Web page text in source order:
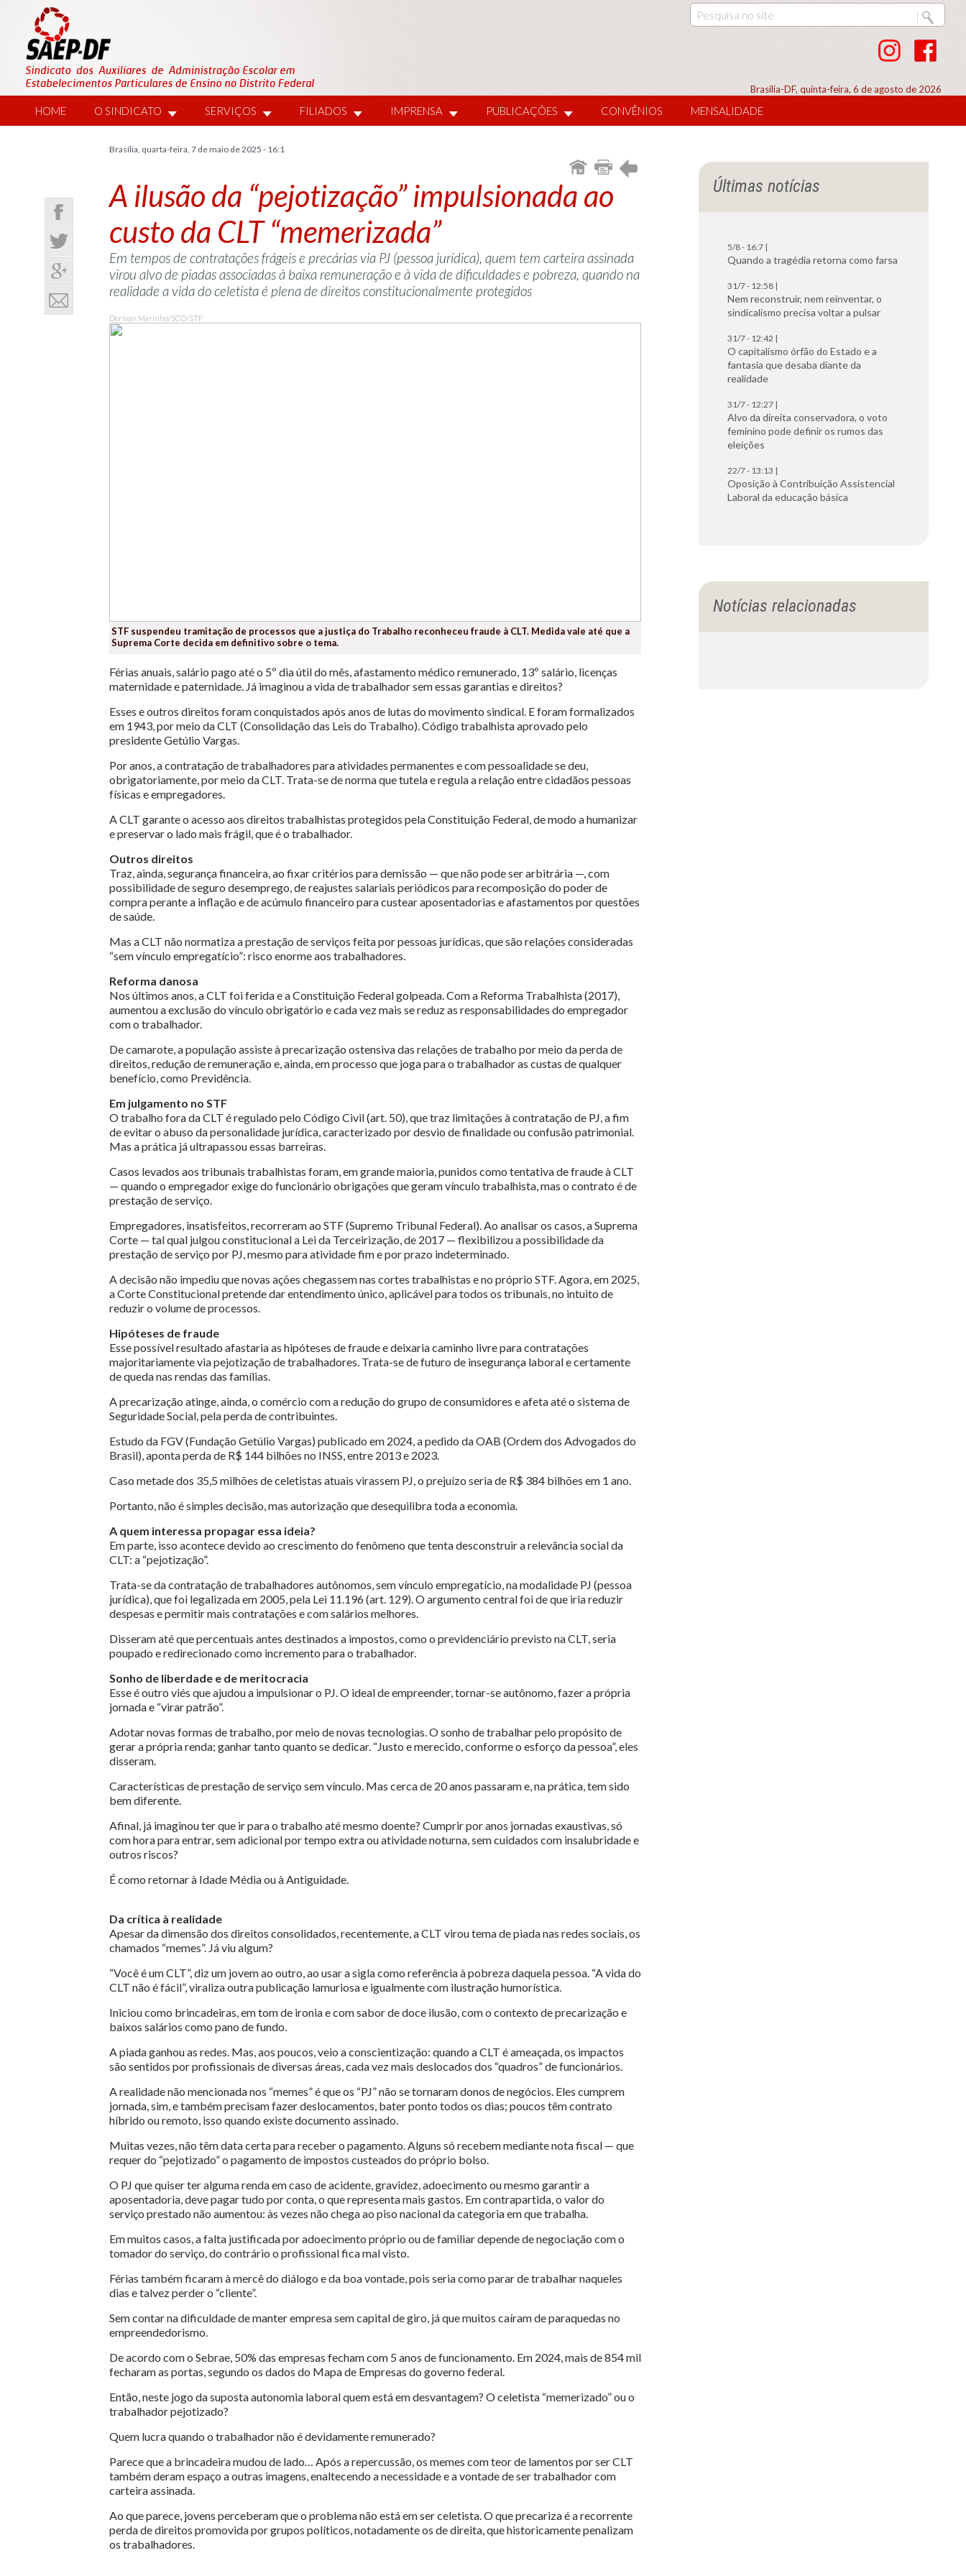
Brasília-DF, quinta-feira, 6 de agosto de 2026
HOME O SINDICATO SERVIÇOS FILIADOS IMPRENSA PUBLICAÇÕES CONVÊNIOS MENSALIDADE
Brasília, quarta-feira, 7 de maio de 2025 - 16:1
A ilusão da “pejotização” impulsionada ao
custo da CLT “memerizada”
Em tempos de contratações frágeis e precárias via PJ (pessoa jurídica), quem tem carteira assinada
virou alvo de piadas associadas à baixa remuneração e à vida de dificuldades e pobreza, quando na
realidade a vida do celetista é plena de direitos constitucionalmente protegidos
Dorivan Marinho/SCO/STF
STF suspendeu tramitação de processos que a justiça do Trabalho reconheceu fraude à CLT. Medida vale até que a
Suprema Corte decida em definitivo sobre o tema.
Férias anuais, salário pago até o 5º dia útil do mês, afastamento médico remunerado, 13º salário, licenças
maternidade e paternidade. Já imaginou a vida de trabalhador sem essas garantias e direitos?
Esses e outros direitos foram conquistados após anos de lutas do movimento sindical. E foram formalizados
em 1943, por meio da CLT (Consolidação das Leis do Trabalho). Código trabalhista aprovado pelo
presidente Getúlio Vargas.
Por anos, a contratação de trabalhadores para atividades permanentes e com pessoalidade se deu,
obrigatoriamente, por meio da CLT. Trata-se de norma que tutela e regula a relação entre cidadãos pessoas
físicas e empregadores.
A CLT garante o acesso aos direitos trabalhistas protegidos pela Constituição Federal, de modo a humanizar
e preservar o lado mais frágil, que é o trabalhador.
Outros direitos
Traz, ainda, segurança financeira, ao fixar critérios para demissão — que não pode ser arbitrária —, com
possibilidade de seguro desemprego, de reajustes salariais periódicos para recomposição do poder de
compra perante a inflação e de acúmulo financeiro para custear aposentadorias e afastamentos por questões
de saúde.
Mas a CLT não normatiza a prestação de serviços feita por pessoas jurídicas, que são relações consideradas
“sem vínculo empregatício”: risco enorme aos trabalhadores.
Reforma danosa
Nos últimos anos, a CLT foi ferida e a Constituição Federal golpeada. Com a Reforma Trabalhista (2017),
aumentou a exclusão do vínculo obrigatório e cada vez mais se reduz as responsabilidades do empregador
com o trabalhador.
De camarote, a população assiste à precarização ostensiva das relações de trabalho por meio da perda de
direitos, redução de remuneração e, ainda, em processo que joga para o trabalhador as custas de qualquer
benefício, como Previdência.
Em julgamento no STF
O trabalho fora da CLT é regulado pelo Código Civil (art. 50), que traz limitações à contratação de PJ, a fim
de evitar o abuso da personalidade jurídica, caracterizado por desvio de finalidade ou confusão patrimonial.
Mas a prática já ultrapassou essas barreiras.
Casos levados aos tribunais trabalhistas foram, em grande maioria, punidos como tentativa de fraude à CLT
— quando o empregador exige do funcionário obrigações que geram vínculo trabalhista, mas o contrato é de
prestação de serviço.
Empregadores, insatisfeitos, recorreram ao STF (Supremo Tribunal Federal). Ao analisar os casos, a Suprema
Corte — tal qual julgou constitucional a Lei da Terceirização, de 2017 — flexibilizou a possibilidade da
prestação de serviço por PJ, mesmo para atividade fim e por prazo indeterminado.
A decisão não impediu que novas ações chegassem nas cortes trabalhistas e no próprio STF. Agora, em 2025,
a Corte Constitucional pretende dar entendimento único, aplicável para todos os tribunais, no intuito de
reduzir o volume de processos.
Hipóteses de fraude
Esse possível resultado afastaria as hipóteses de fraude e deixaria caminho livre para contratações
majoritariamente via pejotização de trabalhadores. Trata-se de futuro de insegurança laboral e certamente
de queda nas rendas das famílias.
A precarização atinge, ainda, o comércio com a redução do grupo de consumidores e afeta até o sistema de
Seguridade Social, pela perda de contribuintes.
Estudo da FGV (Fundação Getúlio Vargas) publicado em 2024, a pedido da OAB (Ordem dos Advogados do
Brasil), aponta perda de R$ 144 bilhões no INSS, entre 2013 e 2023.
Caso metade dos 35,5 milhões de celetistas atuais virassem PJ, o prejuízo seria de R$ 384 bilhões em 1 ano.
Portanto, não é simples decisão, mas autorização que desequilibra toda a economia.
A quem interessa propagar essa ideia?
Em parte, isso acontece devido ao crescimento do fenômeno que tenta desconstruir a relevância social da
CLT: a “pejotização”.
Trata-se da contratação de trabalhadores autônomos, sem vínculo empregatício, na modalidade PJ (pessoa
jurídica), que foi legalizada em 2005, pela Lei 11.196 (art. 129). O argumento central foi de que iria reduzir
despesas e permitir mais contratações e com salários melhores.
Disseram até que percentuais antes destinados a impostos, como o previdenciário previsto na CLT, seria
poupado e redirecionado como incremento para o trabalhador.
Sonho de liberdade e de meritocracia
Esse é outro viés que ajudou a impulsionar o PJ. O ideal de empreender, tornar-se autônomo, fazer a própria
jornada e “virar patrão”.
Adotar novas formas de trabalho, por meio de novas tecnologias. O sonho de trabalhar pelo propósito de
gerar a própria renda; ganhar tanto quanto se dedicar. “Justo e merecido, conforme o esforço da pessoa”, eles
disseram.
Características de prestação de serviço sem vínculo. Mas cerca de 20 anos passaram e, na prática, tem sido
bem diferente.
Afinal, já imaginou ter que ir para o trabalho até mesmo doente? Cumprir por anos jornadas exaustivas, só
com hora para entrar, sem adicional por tempo extra ou atividade noturna, sem cuidados com insalubridade e
outros riscos?
É como retornar à Idade Média ou à Antiguidade.
Da crítica à realidade
Apesar da dimensão dos direitos consolidados, recentemente, a CLT virou tema de piada nas redes sociais, os
chamados “memes”. Já viu algum?
“Você é um CLT”, diz um jovem ao outro, ao usar a sigla como referência à pobreza daquela pessoa. “A vida do
CLT não é fácil”, viraliza outra publicação lamuriosa e igualmente com ilustração humorística.
Iniciou como brincadeiras, em tom de ironia e com sabor de doce ilusão, com o contexto de precarização e
baixos salários como pano de fundo.
A piada ganhou as redes. Mas, aos poucos, veio a conscientização: quando a CLT é ameaçada, os impactos
são sentidos por profissionais de diversas áreas, cada vez mais deslocados dos “quadros” de funcionários.
A realidade não mencionada nos “memes” é que os “PJ” não se tornaram donos de negócios. Eles cumprem
jornada, sim, e também precisam fazer deslocamentos, bater ponto todos os dias; poucos têm contrato
híbrido ou remoto, isso quando existe documento assinado.
Muitas vezes, não têm data certa para receber o pagamento. Alguns só recebem mediante nota fiscal — que
requer do “pejotizado” o pagamento de impostos custeados do próprio bolso.
O PJ que quiser ter alguma renda em caso de acidente, gravidez, adoecimento ou mesmo garantir a
aposentadoria, deve pagar tudo por conta, o que representa mais gastos. Em contrapartida, o valor do
serviço prestado não aumentou: às vezes não chega ao piso nacional da categoria em que trabalha.
Em muitos casos, a falta justificada por adoecimento próprio ou de familiar depende de negociação com o
tomador do serviço, do contrário o profissional fica mal visto.
Férias também ficaram à mercê do diálogo e da boa vontade, pois seria como parar de trabalhar naqueles
dias e talvez perder o “cliente”.
Sem contar na dificuldade de manter empresa sem capital de giro, já que muitos caíram de paraquedas no
empreendedorismo.
De acordo com o Sebrae, 50% das empresas fecham com 5 anos de funcionamento. Em 2024, mais de 854 mil
fecharam as portas, segundo os dados do Mapa de Empresas do governo federal.
Então, neste jogo da suposta autonomia laboral quem está em desvantagem? O celetista “memerizado” ou o
trabalhador pejotizado?
Quem lucra quando o trabalhador não é devidamente remunerado?
Parece que a brincadeira mudou de lado… Após a repercussão, os memes com teor de lamentos por ser CLT
também deram espaço a outras imagens, enaltecendo a necessidade e a vontade de ser trabalhador com
carteira assinada.
Ao que parece, jovens perceberam que o problema não está em ser celetista. O que precariza é a recorrente
perda de direitos promovida por grupos políticos, notadamente os de direita, que historicamente penalizam
os trabalhadores.
Últimas notícias
5/8 - 16:7 |
Quando a tragédia retorna como farsa
31/7 - 12:58 |
Nem reconstruir, nem reinventar, o
sindicalismo precisa voltar a pulsar
31/7 - 12:42 |
O capitalismo órfão do Estado e a
fantasia que desaba diante da
realidade
31/7 - 12:27 |
Alvo da direita conservadora, o voto
feminino pode definir os rumos das
eleições
22/7 - 13:13 |
Oposição à Contribuição Assistencial
Laboral da educação básica
Notícias relacionadas